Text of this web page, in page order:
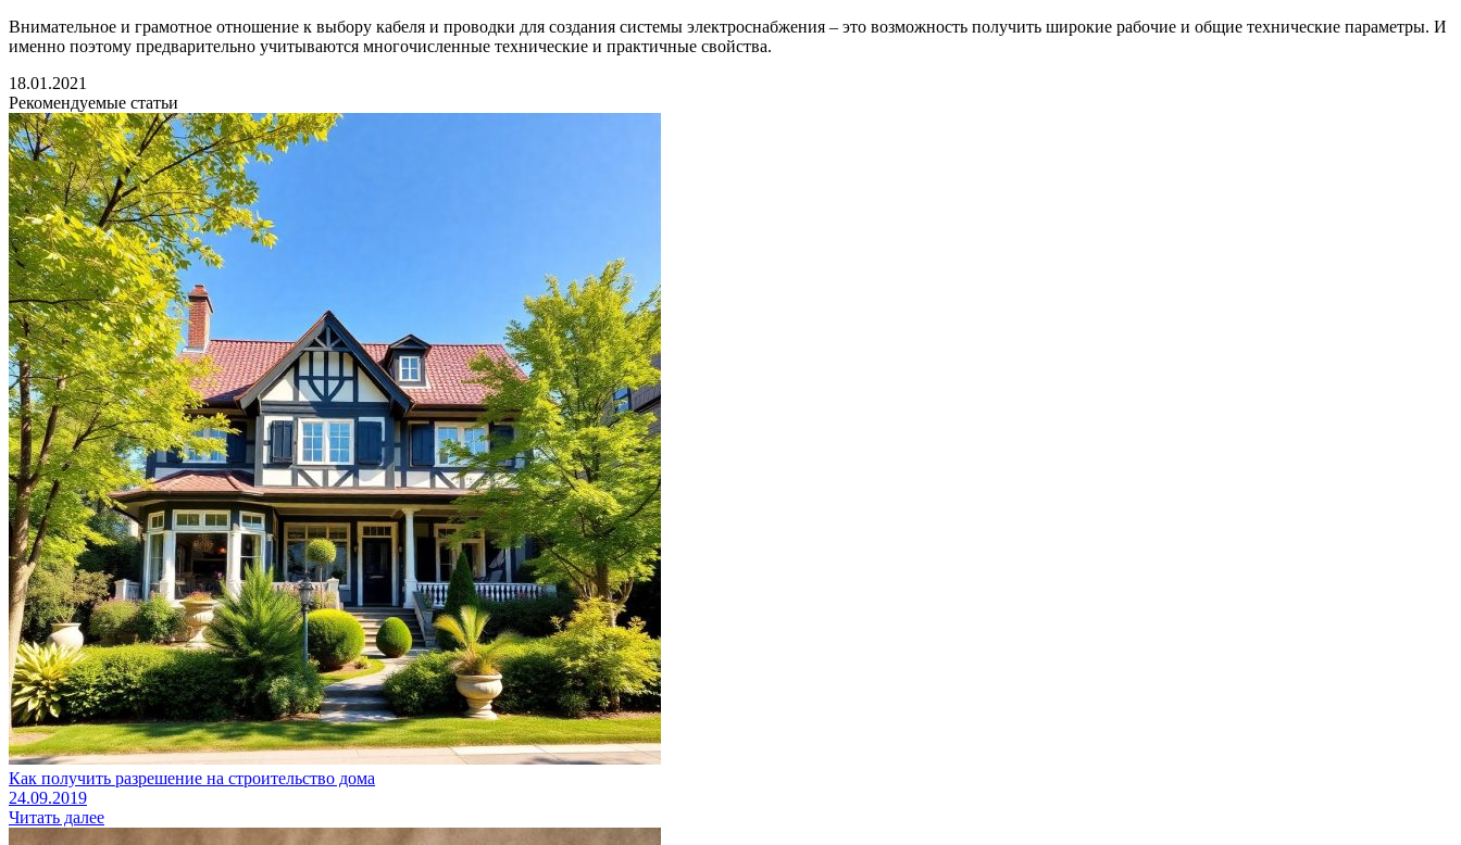
Внимательное и грамотное отношение к выбору кабеля и проводки для создания системы электроснабжения – это возможность получить широкие рабочие и общие технические параметры. И
именно поэтому предварительно учитываются многочисленные технические и практичные свойства.
18.01.2021
Рекомендуемые статьи
Как получить разрешение на строительство дома
24.09.2019
Читать далее